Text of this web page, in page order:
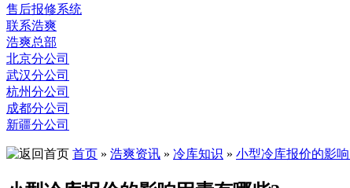
售后报修系统
联系浩爽
浩爽总部
北京分公司
武汉分公司
杭州分公司
成都分公司
新疆分公司
首页 » 浩爽资讯 » 冷库知识 » 小型冷库报价的影